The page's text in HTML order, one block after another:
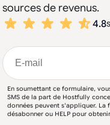
sources de revenus.
4.8
En soumettant ce formulaire,
SMS de la part de Hostfully
données peuvent s'appliquer. La
désabonner ou HELP pour